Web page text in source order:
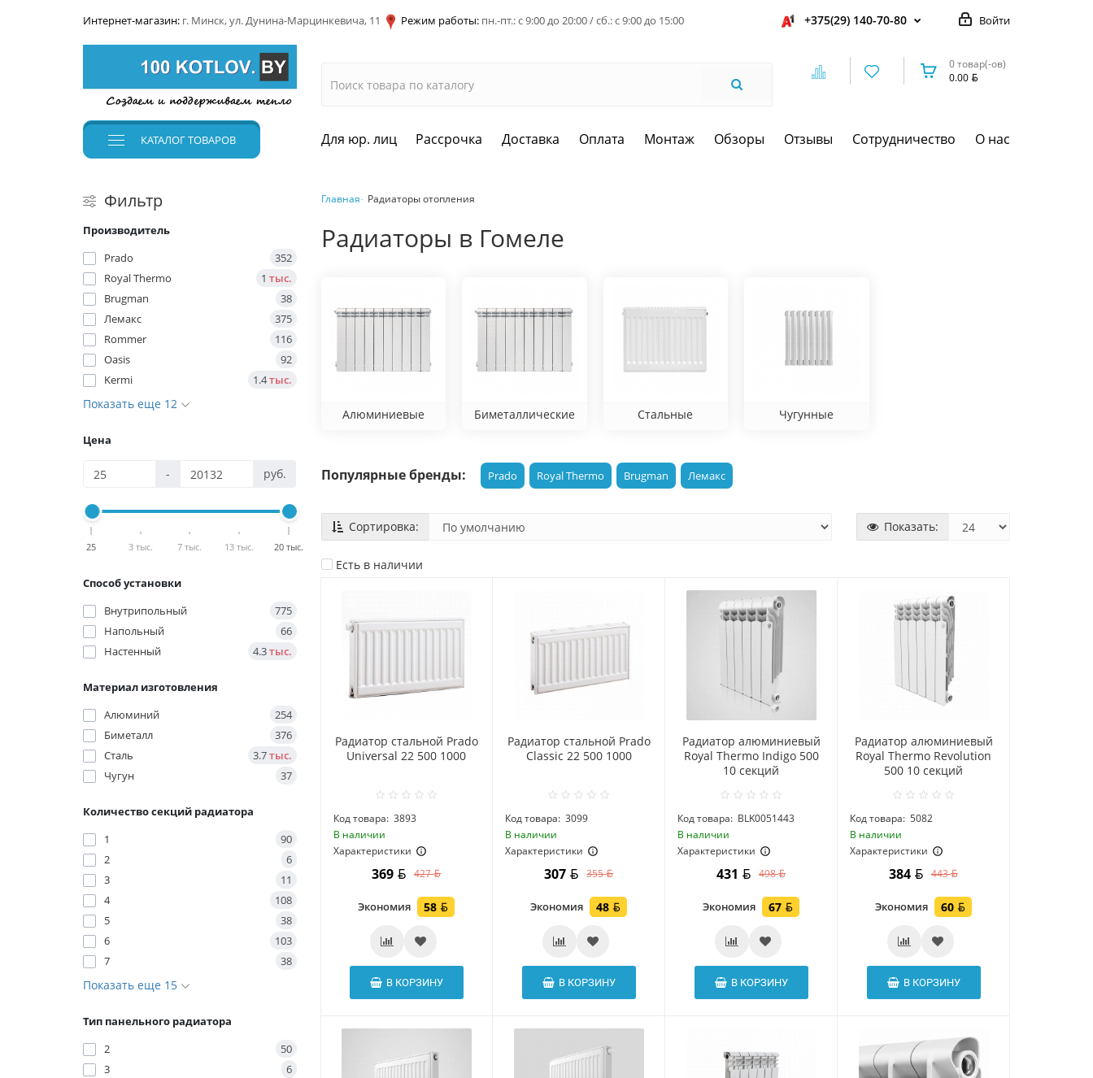
Интернет-магазин: г. Минск, ул. Дунина-Марцинкевича, 11 Режим работы: пн.-пт.: с 9:00 до 20:00 / сб.: с 9:00 до 15:00 Войти
+375(29) 140-70-80
0 товар(-ов)
0.00
КАТАЛОГТОВАРОВ Для юр. лиц Рассрочка Доставка Оплата Монтаж Обзоры Отзывы Сотрудничество О нас
Фильтр
Производитель
Prado
352
Royal Thermo
1 тыс.
Brugman
38
Лемакс
375
Rommer
116
Oasis
92
Kermi
1.4тыс.
Показать еще 12
Цена
- руб.
25 3 тыс. 7 тыс. 13 тыс. 20 тыс.
Способ установки
Внутрипольный
775
Напольный
66
Настенный
4.3тыс.
Материал изготовления
Алюминий
254
Биметалл
376
Сталь
3.7тыс.
Чугун
37
Количество секций радиатора
1
90
2
6
3
11
4
108
5
38
6
103
7
38
Показать еще 15
Тип панельного радиатора
2
50
3
6
Главная Радиаторы отопления
Радиаторы в Гомеле
Алюминиевые Биметаллические Стальные Чугунные
Популярные бренды: Prado Royal Thermo Brugman Лемакс
Сортировка: Показать:
Есть в наличии
Радиатор стальной Prado
Universal 22 500 1000
Код товара: 3893
В наличии
Характеристики
369 427
Экономия 58
В КОРЗИНУ
Радиатор стальной Prado
Classic 22 500 1000
Код товара: 3099
В наличии
Характеристики
307 355
Экономия 48
В КОРЗИНУ
Радиатор алюминиевый
Royal Thermo Indigo 500
10 секций
Код товара: BLK0051443
В наличии
Характеристики
431 498
Экономия 67
В КОРЗИНУ
Радиатор алюминиевый
Royal Thermo Revolution
500 10 секций
Код товара: 5082
В наличии
Характеристики
384 443
Экономия 60
В КОРЗИНУ